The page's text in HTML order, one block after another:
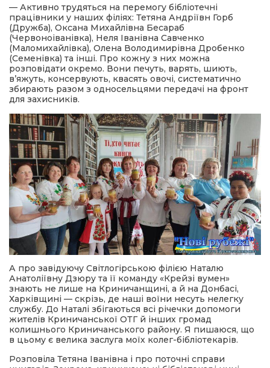
— Активно трудяться на перемогу бібліотечні
працівники у наших філіях: Тетяна Андріївн Горб
(Дружба), Оксана Михайлівна Бесараб
(Червоноіванівка), Неля Іванівна Савченко
(Маломихайлівка), Олена Володимирівна Дробенко
(Семенівка) та інші. Про кожну з них можна
розповідати окремо. Вони печуть, варять, шиють,
в’яжуть, консервують, квасять овочі, систематично
збирають разом з односельцями передачі на фронт
для захисників.
А про завідуючу Світлогірською філією Наталю
Анатоліївну Дзюру та її команду «Крейзі вумен»
знають не лише на Криничанщині, а й на Донбасі,
Харківщині — скрізь, де наші воїни несуть нелегку
службу. До Наталі збігаються всі річечки допомоги
жителів Криничанської ОТГ й інших громад
колишнього Криничанського району. Я пишаюся, що
в цьому є велика заслуга моїх колег-бібліотекарів.
Розповіла Тетяна Іванівна і про поточні справи